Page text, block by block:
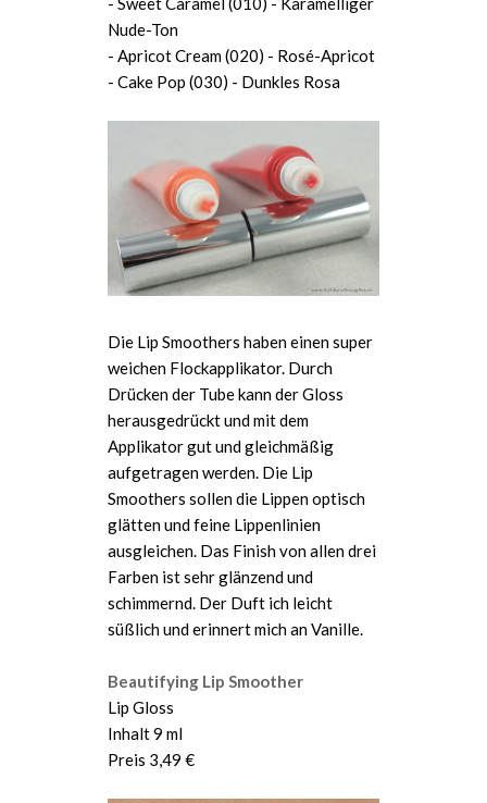
Nude-Ton
- Apricot Cream (020) - Rosé-Apricot
- Cake Pop (030) - Dunkles Rosa
Die Lip Smoothers haben einen super
weichen Flockapplikator. Durch
Drücken der Tube kann der Gloss
herausgedrückt und mit dem
Applikator gut und gleichmäßig
aufgetragen werden. Die Lip
Smoothers sollen die Lippen optisch
glätten und feine Lippenlinien
ausgleichen. Das Finish von allen drei
Farben ist sehr glänzend und
schimmernd. Der Duft ich leicht
süßlich und erinnert mich an Vanille.
Beautifying Lip Smoother
Lip Gloss
Inhalt 9 ml
Preis 3,49 €